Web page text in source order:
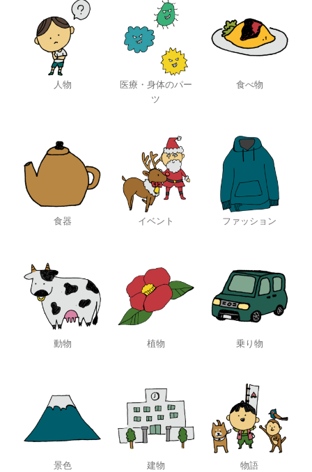
人物
医療・身体のパー
ツ
食べ物
食器 イベント ファッション
動物 植物 乗り物
景色 建物 物語